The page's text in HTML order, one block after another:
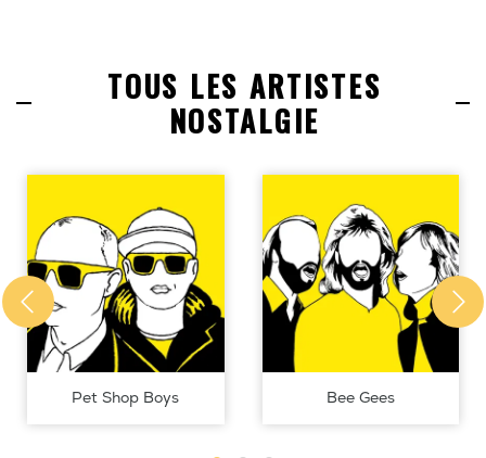
TOUS LES ARTISTES
NOSTALGIE
Pet Shop Boys Bee Gees